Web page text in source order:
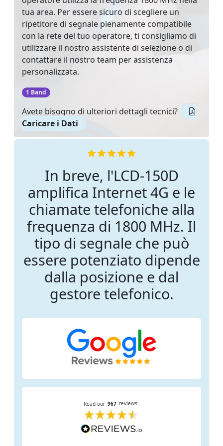
tua area. Per essere sicuro di scegliere un
ripetitore di segnale pienamente compatibile
con la rete del tuo operatore, ti consigliamo di
utilizzare il nostro assistente di selezione o di
contattare il nostro team per assistenza
personalizzata.
1 Band ‌
Avete bisogno di ulteriori dettagli tecnici?
Caricare i Dati
In breve, l'LCD-150D
amplifica Internet 4G e le
chiamate telefoniche alla
frequenza di 1800 MHz. Il
tipo di segnale che può
essere potenziato dipende
dalla posizione e dal
gestore telefonico.